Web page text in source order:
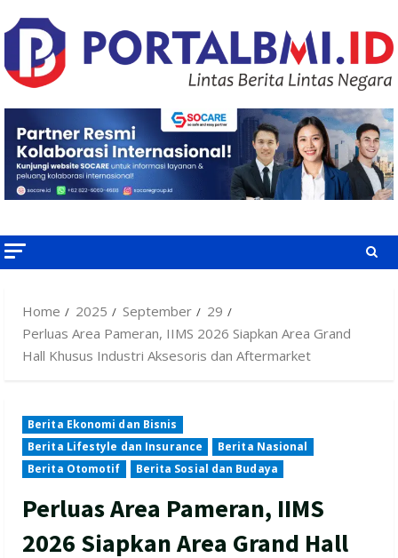
to
content
Home 2025 September
29
Perluas Area Pameran, IIMS 2026 Siapkan Area Grand
Hall Khusus Industri Aksesoris dan Aftermarket
Berita Ekonomi dan Bisnis
Berita Lifestyle dan Insurance
Berita Nasional
Berita Otomotif
Berita Sosial dan Budaya
Perluas Area Pameran, IIMS
2026 Siapkan Area Grand Hall